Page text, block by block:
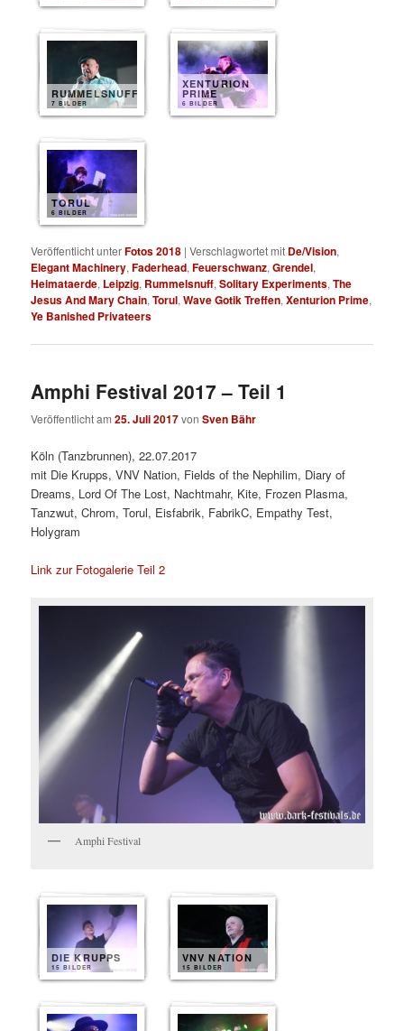
RUMMELSNUFF
7 BILDER
XENTURION
PRIME
6 BILDER
TORUL
6 BILDER
Veröffentlicht unterFotos 2018 |Verschlagwortet mit De/Vision,
Elegant Machinery,Faderhead,Feuerschwanz,Grendel,
Heimataerde, Leipzig, Rummelsnuff,Solitary Experiments,The
Jesus And Mary Chain,Torul,Wave Gotik Treffen,Xenturion Prime,
Ye Banished Privateers
Amphi Festival 2017 – Teil 1
Veröffentlicht am25. Juli 2017vonSven Bähr
Köln (Tanzbrunnen), 22.07.2017
mit Die Krupps, VNV Nation, Fields of the Nephilim, Diary of
Dreams, Lord Of The Lost, Nachtmahr, Kite, Frozen Plasma,
Tanzwut, Chrom, Torul, Eisfabrik, FabrikC, Empathy Test,
Holygram
Link zur Fotogalerie Teil 2
Amphi Festival
DIE KRUPPS
15 BILDER
VNV NATION
15 BILDER